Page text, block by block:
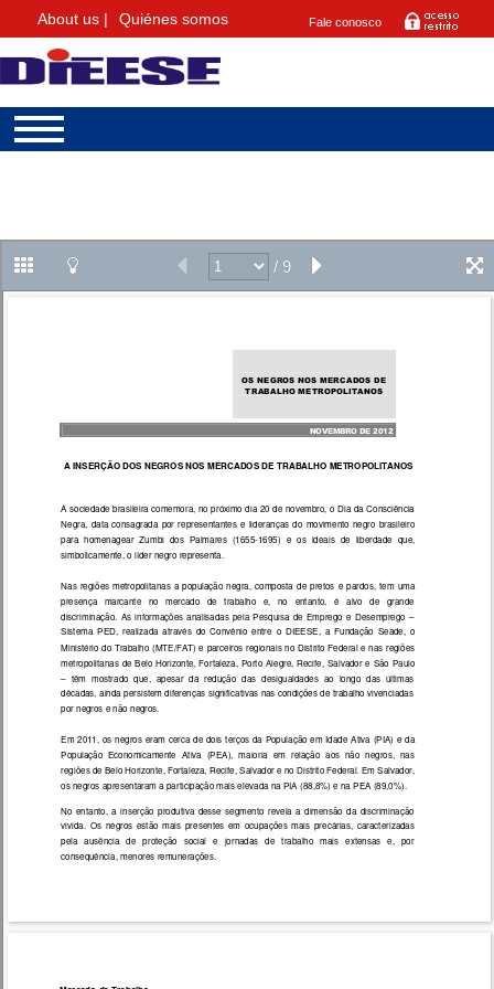
About us | Quiénes somos Fale conosco